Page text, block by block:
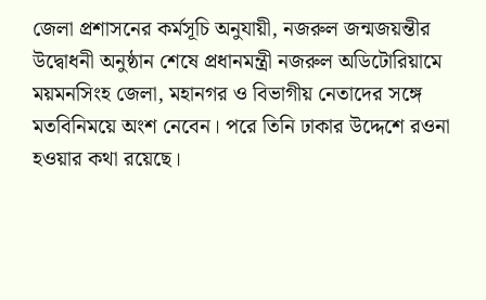
জেলা প্রশাসনের কর্মসূচি অনুযায়ী, নজরুল জন্মজয়ন্তীর
উদ্বোধনী অনুষ্ঠান শেষে প্রধানমন্ত্রী নজরুল অডিটোরিয়ামে
ময়মনসিংহ জেলা, মহানগর ও বিভাগীয় নেতাদের সঙ্গে
মতবিনিময়ে অংশ নেবেন। পরে তিনি ঢাকার উদ্দেশে রওনা
হওয়ার কথা রয়েছে।